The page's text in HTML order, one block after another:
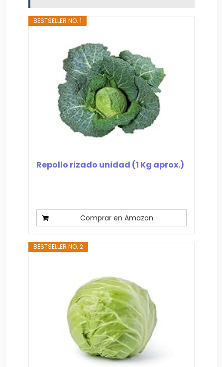
BESTSELLER NO. 1
Repollo rizado unidad (1 Kg aprox.)
Comprar en Amazon
BESTSELLER NO. 2